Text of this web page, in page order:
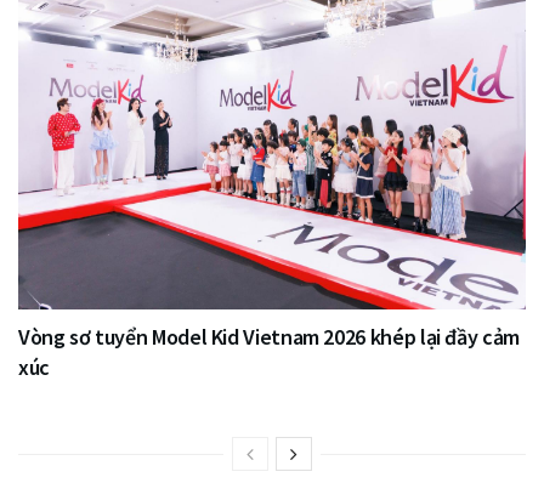
Vòng sơ tuyển Model Kid Vietnam 2026 khép lại đầy cảm
xúc